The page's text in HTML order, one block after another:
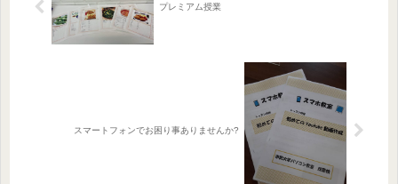
プレミアム授業
スマートフォンでお困り事ありませんか?